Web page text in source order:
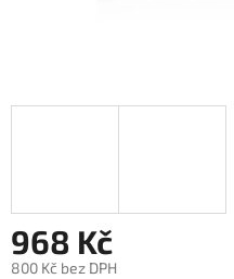
968 Kč
800 Kč bez DPH